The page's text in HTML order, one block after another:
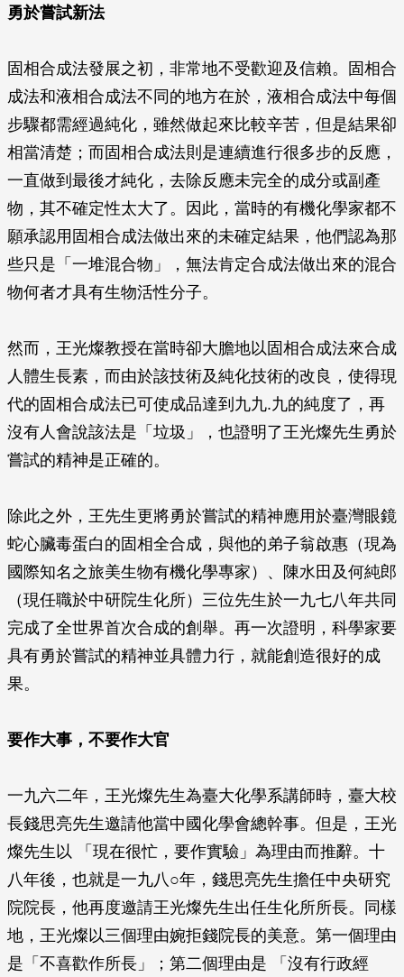
勇於嘗試新法
固相合成法發展之初，非常地不受歡迎及信賴。固相合
成法和液相合成法不同的地方在於，液相合成法中每個
步驟都需經過純化，雖然做起來比較辛苦，但是結果卻
相當清楚；而固相合成法則是連續進行很多步的反應，
一直做到最後才純化，去除反應未完全的成分或副產
物，其不確定性太大了。因此，當時的有機化學家都不
願承認用固相合成法做出來的未確定結果，他們認為那
些只是「一堆混合物」，無法肯定合成法做出來的混合
物何者才具有生物活性分子。
然而，王光燦教授在當時卻大膽地以固相合成法來合成
人體生長素，而由於該技術及純化技術的改良，使得現
代的固相合成法已可使成品達到九九.九的純度了，再
沒有人會說該法是「垃圾」，也證明了王光燦先生勇於
嘗試的精神是正確的。
除此之外，王先生更將勇於嘗試的精神應用於臺灣眼鏡
蛇心臟毒蛋白的固相全合成，與他的弟子翁啟惠（現為
國際知名之旅美生物有機化學專家）、陳水田及何純郎
（現任職於中研院生化所）三位先生於一九七八年共同
完成了全世界首次合成的創舉。再一次證明，科學家要
具有勇於嘗試的精神並具體力行，就能創造很好的成
果。
要作大事，不要作大官
一九六二年，王光燦先生為臺大化學系講師時，臺大校
長錢思亮先生邀請他當中國化學會總幹事。但是，王光
燦先生以 「現在很忙，要作實驗」為理由而推辭。十
八年後，也就是一九八○年，錢思亮先生擔任中央研究
院院長，他再度邀請王光燦先生出任生化所所長。同樣
地，王光燦以三個理由婉拒錢院長的美意。第一個理由
是「不喜歡作所長」；第二個理由是 「沒有行政經